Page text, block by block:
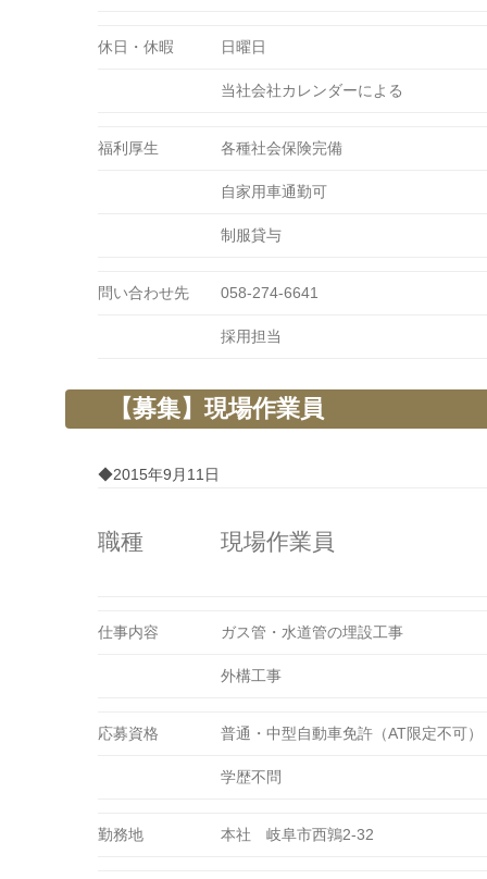
休日・休暇 日曜日
当社会社カレンダーによる
福利厚生 各種社会保険完備
自家用車通勤可
制服貸与
問い合わせ先 058-274-6641
採用担当
【募集】現場作業員
◆2015年9月11日
職種 現場作業員
仕事内容 ガス管・水道管の埋設工事
外構工事
応募資格 普通・中型自動車免許（AT限定不可）
学歴不問
勤務地 本社 岐阜市西鶉2-32